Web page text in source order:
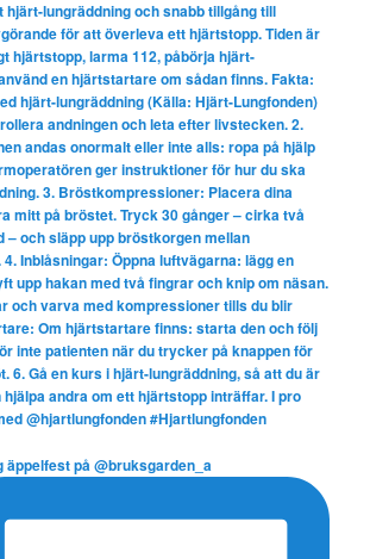
äppelfest på @bruksgarden_a